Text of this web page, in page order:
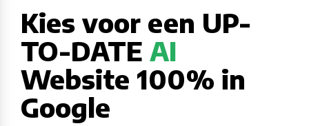
Kies voor een UP-
TO-DATE AI
Website 100% in
Google